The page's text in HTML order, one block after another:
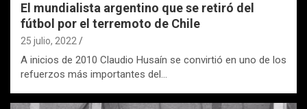
El mundialista argentino que se retiró del
fútbol por el terremoto de Chile
25 julio, 2022
A inicios de 2010 Claudio Husaín se convirtió en uno de los
refuerzos más importantes del…